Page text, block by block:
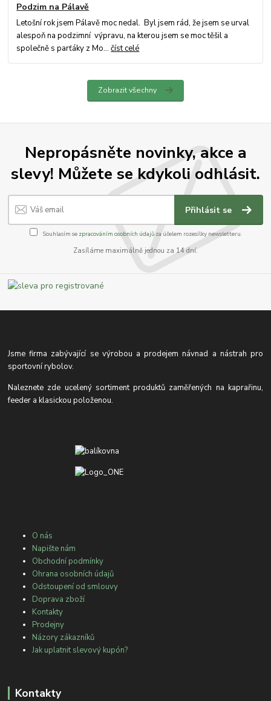
Podzim na Pálavě
Letošní rok jsem Pálavě moc nedal. Byl jsem rád, že jsem se urval
alespoň na podzimní výpravu, na kterou jsem se moc těšil a
společně s parťáky z Mo...číst celé
Zobrazit všechny
Nepropásněte novinky, akce a
slevy! Můžete se kdykoli odhlásit.
Přihlásit se
Souhlasím se zpracováním osobních údajůza účelem rozesílky newsletteru.
Zasíláme maximálně jednou za 14 dní.
Jsme firma zabývající se výrobou a prodejem návnad a nástrah pro
sportovní rybolov.
Naleznete zde ucelený sortiment produktů zaměřených na kaprařinu,
feeder a klasickou položenou.
O nás
Napište nám
Obchodní podmínky
Ohrana osobních údajů
Odstoupení od smlouvy
Doprava zboží
Kontakty
Prodejny
Názory zákazníků
Jak uplatnit slevový kupón?
Kontakty